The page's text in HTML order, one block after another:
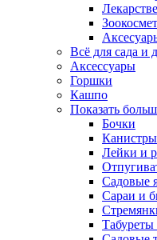
Всё для сада и
Аксессуары
Горшки
Кашпо
Показать
Бочки
Канистры
Лейки и
Садовые
Сараи и
Табуреты